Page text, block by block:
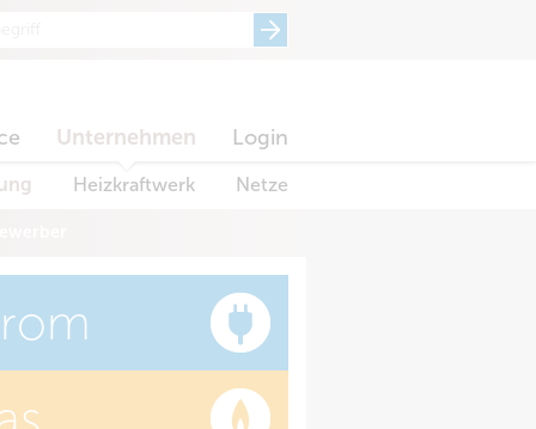
Unternehmen Login
Heizkraftwerk Netze